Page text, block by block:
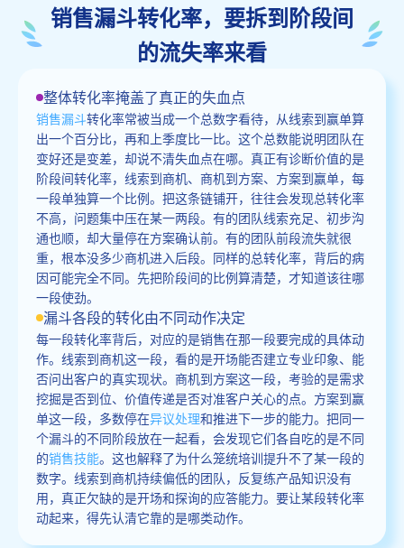
销售漏斗转化率，要拆到阶段间
的流失率来看
整体转化率掩盖了真正的失血点
销售漏斗转化率常被当成一个总数字看待，从线索到赢单算
出一个百分比，再和上季度比一比。这个总数能说明团队在
变好还是变差，却说不清失血点在哪。真正有诊断价值的是
阶段间转化率，线索到商机、商机到方案、方案到赢单，每
一段单独算一个比例。把这条链铺开，往往会发现总转化率
不高，问题集中压在某一两段。有的团队线索充足、初步沟
通也顺，却大量停在方案确认前。有的团队前段流失就很
重，根本没多少商机进入后段。同样的总转化率，背后的病
因可能完全不同。先把阶段间的比例算清楚，才知道该往哪
一段使劲。
漏斗各段的转化由不同动作决定
每一段转化率背后，对应的是销售在那一段要完成的具体动
作。线索到商机这一段，看的是开场能否建立专业印象、能
否问出客户的真实现状。商机到方案这一段，考验的是需求
挖掘是否到位、价值传递是否对准客户关心的点。方案到赢
单这一段，多数停在异议处理和推进下一步的能力。把同一
个漏斗的不同阶段放在一起看，会发现它们各自吃的是不同
的销售技能。这也解释了为什么笼统培训提升不了某一段的
数字。线索到商机持续偏低的团队，反复练产品知识没有
用，真正欠缺的是开场和探询的应答能力。要让某段转化率
动起来，得先认清它靠的是哪类动作。